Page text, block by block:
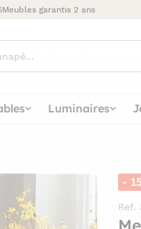
Meubles garantis 2 ans
Luminaires
-
Ref.